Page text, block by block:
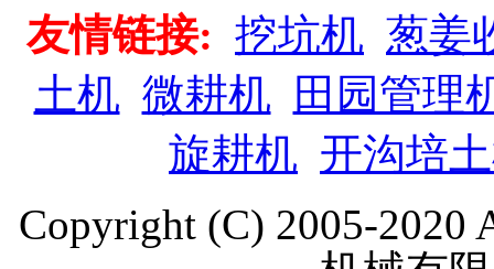
友情链接: 挖坑机 葱姜
土机 微耕机
田园管理
旋耕机 开沟培
Copyright (C) 2005-2020